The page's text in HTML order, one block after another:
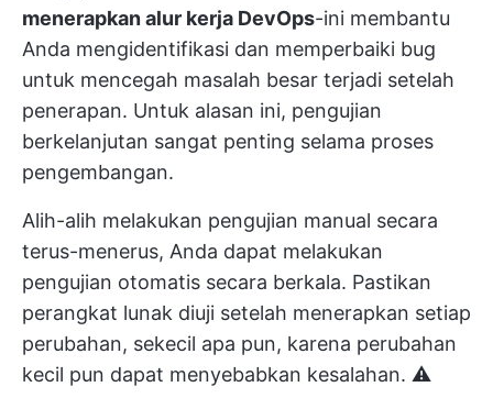
menerapkan alur kerja DevOps-ini membantu
Anda mengidentifikasi dan memperbaiki bug
untuk mencegah masalah besar terjadi setelah
penerapan. Untuk alasan ini, pengujian
berkelanjutan sangat penting selama proses
pengembangan.
Alih-alih melakukan pengujian manual secara
terus-menerus, Anda dapat melakukan
pengujian otomatis secara berkala. Pastikan
perangkat lunak diuji setelah menerapkan setiap
perubahan, sekecil apa pun, karena perubahan
kecil pun dapat menyebabkan kesalahan. ⚠️